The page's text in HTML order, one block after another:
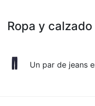
Ropa y calzado
Un par de jeans